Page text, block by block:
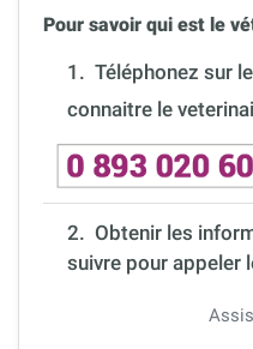
Pour savoir qui est le
1. Téléphonez sur
connaitre le
2. Obtenir les
suivre pour appeler